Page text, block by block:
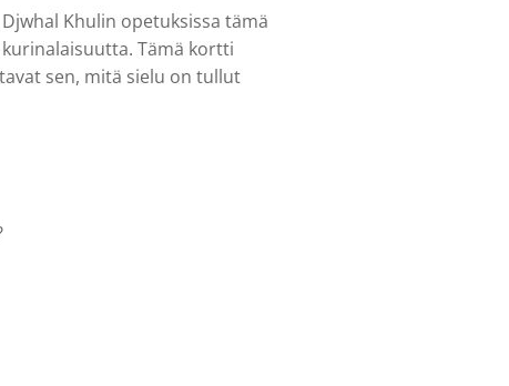
Khulin opetuksissa tämä
Tämä kortti
sen, mitä sielu on tullut